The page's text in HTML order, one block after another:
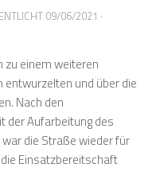
09/06/2021 ·
zu einem weiteren
entwurzelten und über die
Nach den
der Aufarbeitung des
die Straße wieder für
Einsatzbereitschaft